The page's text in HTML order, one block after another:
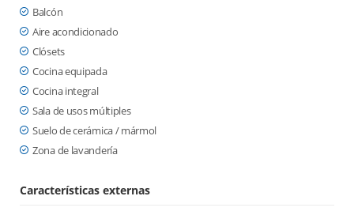
Balcón
Aire acondicionado
Clósets
Cocina equipada
Cocina integral
Sala de usos múltiples
Suelo de cerámica / mármol
Zona de lavandería
Características externas